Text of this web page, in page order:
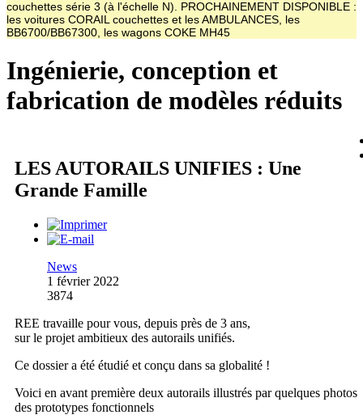
couchettes série 3 (à l'échelle N). PROCHAINEMENT DISPONIBLE :
les voitures CORAIL couchettes et les AMBULANCES, les
BB6700/BB67300, les wagons COKE MH45
Ingénierie, conception et
fabrication de modèles réduits
LES AUTORAILS UNIFIES : Une
Grande Famille
News
1 février 2022
3874
REE travaille pour vous, depuis près de 3 ans,
sur le projet ambitieux des autorails unifiés.
Ce dossier a été étudié et conçu dans sa globalité !
Voici en avant première deux autorails illustrés par quelques photos
des prototypes fonctionnels